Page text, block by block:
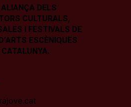
DELS
CULTURALS,
I FESTIVALS DE
ESCÈNIQUES
CATALUNYA.